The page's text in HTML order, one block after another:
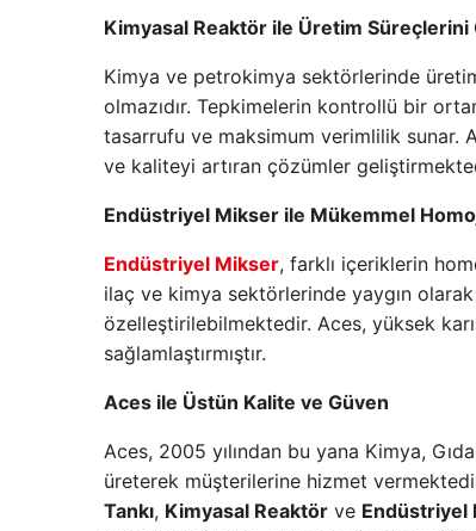
Kimyasal Reaktör ile Üretim Süreçlerini
Kimya ve petrokimya sektörlerinde
olmazıdır. Tepkimelerin kontrollü bir
tasarrufu ve maksimum verimlilik sunar.
ve kaliteyi artıran çözümler
Endüstriyel Mikser ile Mükemmel
Endüstriyel Mikser, farklı içeriklerin
ilaç ve kimya sektörlerinde yaygın olarak
özelleştirilebilmektedir. Aces, yüksek
sağlamlaştırmıştır.
Aces ile Üstün Kalite ve Güven
Aces, 2005 yılından bu yana Kimya,
üreterek müşterilerine hizmet
Tankı, Kimyasal Reaktör ve Endüstriyel